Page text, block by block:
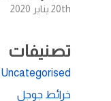
20th يناير 2020
تصنيفات
Uncategorised
خرائط جوجل